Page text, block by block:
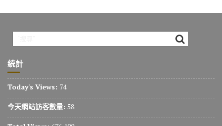
統計
Today's Views: 74
今天網站訪客數量: 58